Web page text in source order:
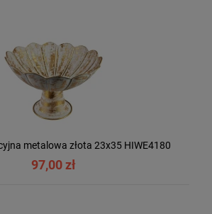
metalowa złota 23x35 HIWE4180
97,00 zł